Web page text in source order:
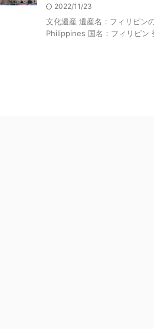
2022/11/23
文化遺産 遺産名：フィリピ
Philippines 国名：フィリピン